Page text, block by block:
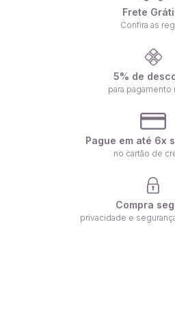
Frete
Confira as
5% de
para pagamento
Pague em até 6x
no cartão de
Compra
privacidade e